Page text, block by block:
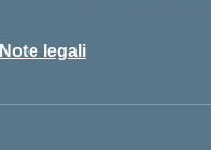
Note legali